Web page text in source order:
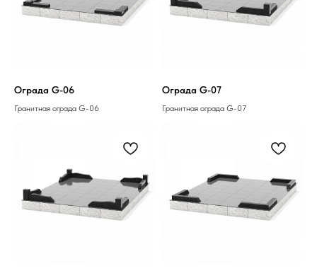
Ограда G-06
Гранитная ограда G-06
Ограда G-07
Гранитная ограда G-07